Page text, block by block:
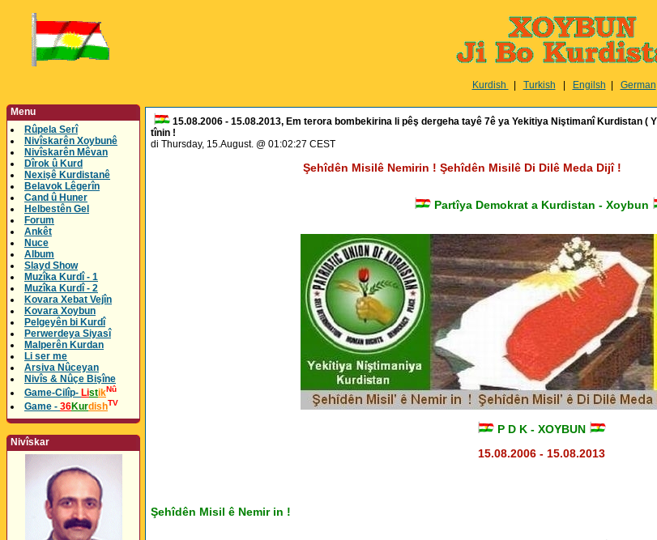
Kurdish Turkish Engilsh German
Menu
Rûpela Serî
Nivîskarên Xoybunê
Nivîskarên Mêvan
Dîrok û Kurd
Nexişê Kurdistanê
Belavok Lêgerîn
Cand û Huner
Helbestên Gel
Forum
Ankêt
Nuce
Album
Slayd Show
Muzîka Kurdî - 1
Muzîka Kurdî - 2
Kovara Xebat Vejîn
Kovara Xoybun
Pelgeyên bi Kurdî
Perwerdeya Siyasî
Malperên Kurdan
Li ser me
Arsiva Nûceyan
Nivîs & Nûçe Bişîne
Game-Cilîp- ListikNû
Game - 36KurdishTV
Nivîskar
15.08.2006 - 15.08.2013, Em terora bombekirina li pêş dergeha tayê 7ê ya Yekitiya Niştimanî Kurdistan (
tînin !
di Thursday, 15.August. @ 01:02:27 CEST
Şehîdên Misilê Nemirin ! Şehîdên Misilê Di Dilê Meda Dijî !
Partîya Demokrat a Kurdistan - Xoybun
P D K - XOYBUN
15.08.2006 - 15.08.2013
Şehîdên Misil ê Nemir in !